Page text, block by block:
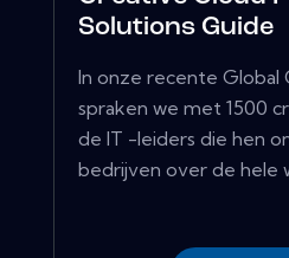
Solutions Guide
In onze recente Global
spraken we met 1500
de IT -leiders die hen
bedrijven over de hele